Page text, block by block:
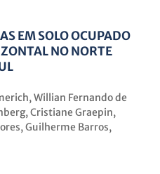
EM SOLO OCUPADO
NO NORTE
Willian Fernando de
Cristiane Graepin,
Guilherme Barros,